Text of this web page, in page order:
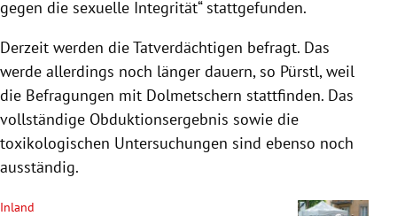
gegen die sexuelle Integrität“ stattgefunden.
Derzeit werden die Tatverdächtigen befragt. Das
werde allerdings noch länger dauern, so Pürstl, weil
die Befragungen mit Dolmetschern stattfinden. Das
vollständige Obduktionsergebnis sowie die
toxikologischen Untersuchungen sind ebenso noch
ausständig.
Inland